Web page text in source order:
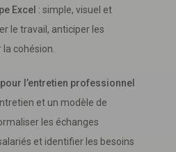
Excel : simple, visuel et
le travail, anticiper les
cohésion.
l’entretien professionnel
et un modèle de
les échanges
et identifier les besoins